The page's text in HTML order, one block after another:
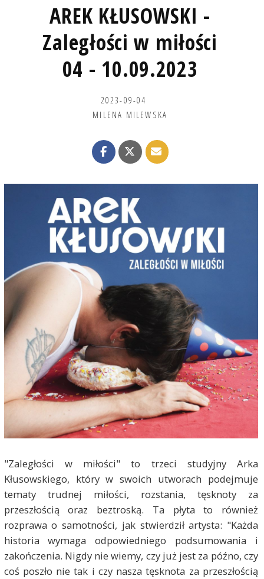
AREK KŁUSOWSKI -
Zaległości w miłości
04 - 10.09.2023
2023-09-04
MILENA MILEWSKA
"Zaległości w miłości" to trzeci studyjny Arka
Kłusowskiego, który w swoich utworach podejmuje
tematy trudnej miłości, rozstania, tęsknoty za
przeszłością oraz beztroską. Ta płyta to również
rozprawa o samotności, jak stwierdził artysta: "Każda
historia wymaga odpowiedniego podsumowania i
zakończenia. Nigdy nie wiemy, czy już jest za późno, czy
coś poszło nie tak i czy nasza tęsknota za przeszłością